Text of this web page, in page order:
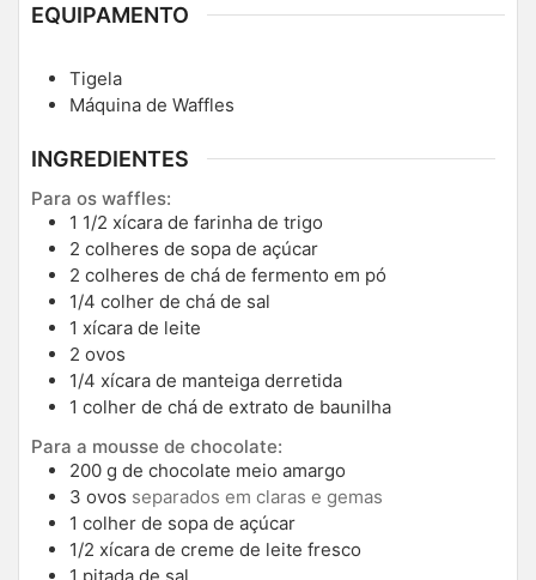
EQUIPAMENTO
Tigela
Máquina de Waffles
INGREDIENTES
Para os waffles:
1 1/2 xícara de farinha de trigo
2 colheres de sopa de açúcar
2 colheres de chá de fermento em pó
1/4 colher de chá de sal
1 xícara de leite
2 ovos
1/4 xícara de manteiga derretida
1 colher de chá de extrato de baunilha
Para a mousse de chocolate:
200 g de chocolate meio amargo
3 ovos separados em claras e gemas
1 colher de sopa de açúcar
1/2 xícara de creme de leite fresco
1 pitada de sal